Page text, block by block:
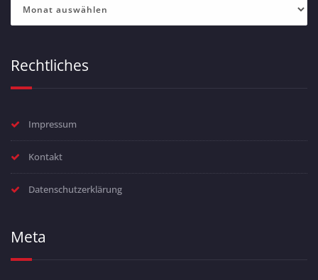
Rechtliches
Impressum
Kontakt
Datenschutzerklärung
Meta